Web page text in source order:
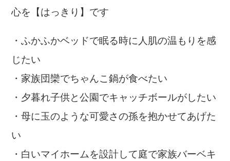
心を【はっきり】です
・ふかふかベッドで眠る時に人肌の温もりを感
じたい
・家族団欒でちゃんこ鍋が食べたい
・夕暮れ子供と公園でキャッチボールがしたい
・母に玉のような可愛さの孫を抱かせてあげた
い
・白いマイホームを設計して庭で家族バーベキ